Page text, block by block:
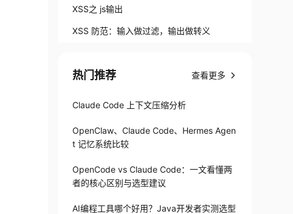
XSS之 js输出
XSS 防范：输入做过滤，输出做转义
热门推荐 查看更多
Claude Code 上下文压缩分析
OpenClaw、Claude Code、Hermes Agen
t 记忆系统比较
OpenCode vs Claude Code：一文看懂两
者的核心区别与选型建议
AI编程工具哪个好用？Java开发者实测选型